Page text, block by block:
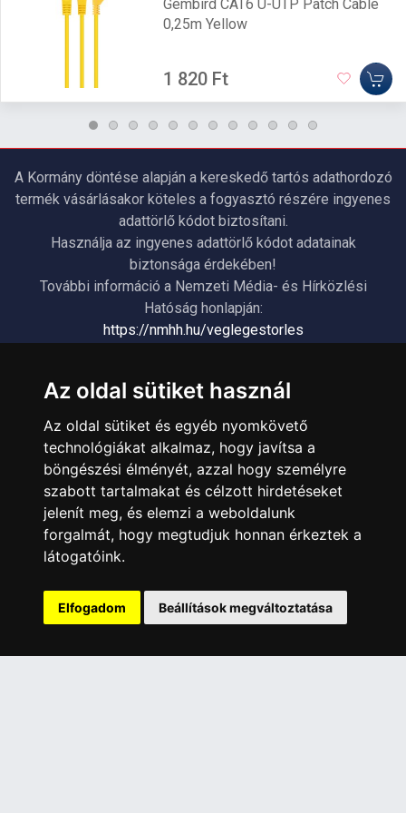
Az oldal sütiket használ
Az oldal sütiket és egyéb nyomkövető
technológiákat alkalmaz, hogy javítsa a
böngészési élményét, azzal hogy személyre
szabott tartalmakat és célzott hirdetéseket
jelenít meg, és elemzi a weboldalunk
forgalmát, hogy megtudjuk honnan érkeztek a
látogatóink.
Elfogadom Beállítások megváltoztatása
Gembird CAT6 U-UTP Patch Cable
0,25m Yellow
1 820 Ft
A Kormány döntése alapján a kereskedő tartós adathordozó
termék vásárlásakor köteles a fogyasztó részére ingyenes
adattörlő kódot biztosítani.
Használja az ingyenes adattörlő kódot adatainak
biztonsága érdekében!
További információ a Nemzeti Média- és Hírközlési
Hatóság honlapján:
https://nmhh.hu/veglegestorles
ÜGYFÉLSZOLGÁLAT
Garanciális Ügyintézés
Webszolgáltatás
Üzleteinkben az elektronikus fizetés mód kizárólag átutalással
érhető el, bankkártyás fizetésre nincs lehetőség.
INFORMÁCIÓK
Rólunk
Szolgáltatásaink